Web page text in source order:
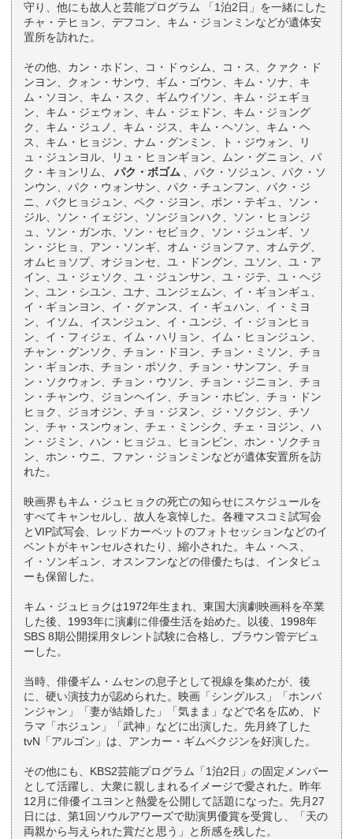
守り、他にも故人と芸能プログラム 「1泊2日」を一緒にした
チャ・テヒョン、デフコン、キム・ジョンミンなどが遺体安
置所を訪れた。
その他、カン・ホドン、コ・ドゥシム、コ・ス、クァク・ド
ンヨン、クォン・サンウ、ギム・ゴウン、キム・ソナ、キ
ム・ソヨン、キム・スク、ギムウイソン、キム・ジェギョ
ン、キム・ジェウォン、キム・ジェドン、キム・ジョング
ク、キム・ジュノ、キム・ジス、キム・ヘソン、キム・ヘ
ス、キム・ヒョジン、ナム・グンミン、ト・ジウォン、リ
ュ・ジュンヨル、リュ・ヒョンギョン、ムン・グニョン、パ
ク・キョンリム、
パク・ボゴム 、パク・ソジュン、パク・ソ
ンウン、パク・ウォンサン、パク・チュンフン、パク・ジ
ニ、バクヒョジュン、ペク・ジヨン、ポン・テギュ、ソン・
ジル、ソン・イェジン、ソンジョンハク、ソン・ヒョンジ
ュ、ソン・ガンホ、ソン・セビョク、ソン・ジュンギ、ソ
ン・ジヒョ、アン・ソンギ、オム・ジョンファ、オムテグ、
オムヒョソプ、オジョンセ、ユ・ドングン、ユソン、ユ・ア
イン、ユ・ジェソク、ユ・ジュンサン、ユ・ジテ、ユ・ヘジ
ン、ユン・シユン、ユナ、ユンジェムン、イ・ギョンギュ、
イ・ギョンヨン、イ・グァンス、イ・ギュハン、イ・ミヨ
ン、イソム、イスンジュン、イ・ユンジ、イ・ジョンヒョ
ン、イ・フィジェ、イム・ハリョン、イム・ヒョンジュン、
チャン・グンソク、チョン・ドヨン、チョン・ミソン、チョ
ン・ギョンホ、チョン・ボソク、チョン・サンフン、チョ
ン・ソクウォン、チョン・ウソン、チョン・ジニョン、チョ
ン・チャンウ、ジョンヘイン、チョン・ホビン、チョ・ドン
ヒョク、ジョオジン、チョ・ジヌン、ジ・ソクジン、チソ
ン、チャ・スンウォン、チェ・ミンシク、チェ・ヨジン、ハ
ン・ジミン、ハン・ヒョジュ、ヒョンビン、ホン・ソクチョ
ン、ホン・ウニ、ファン・ジョンミンなどが遺体安置所を訪
れた。
映画界もキム・ジュヒョクの死亡の知らせにスケジュールを
すべてキャンセルし、故人を哀悼した。各種マスコミ試写会
とVIP試写会、レッドカーペットのフォトセッションなどのイ
ベントがキャンセルされたり、縮小された。キム・ヘス、
イ・ソンギュン、オスンフンなどの俳優たちは、インタビュ
ーも保留した。
キム・ジュヒョクは1972年生まれ、東国大演劇映画科を卒業
した後、1993年に演劇に俳優生活を始めた。以後、1998年
SBS 8期公開採用タレント試験に合格し、ブラウン管デビュ
ーした。
当時、俳優ギム・ムセンの息子として視線を集めたが、後
に、硬い演技力が認められた。映画「シングルス」「ホンバ
ンジャン」「妻が結婚した」「気まま」などで名を広め、ド
ラマ「ホジュン」「武神」などに出演した。先月終了した
tvN「アルゴン」は、アンカー・ギムベクジンを好演した。
その他にも、KBS2芸能プログラム「1泊2日」の固定メンバー
として活躍し、大衆に親しまれるイメージで愛された。昨年
12月に俳優イユヨンと熱愛を公開して話題になった。先月27
日には、第1回ソウルアワーズで助演男優賞を受賞し、「天の
両親から与えられた賞だと思う」と所感を残した。